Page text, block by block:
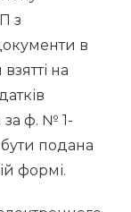
з
в
на
за ф. № 1-
подана
формі.